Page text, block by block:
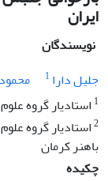
ایران
نویسندگان
جلیل دارا 1
1 استادیار گروه
2استادیار گروه
باهنر کرمان
چکیده